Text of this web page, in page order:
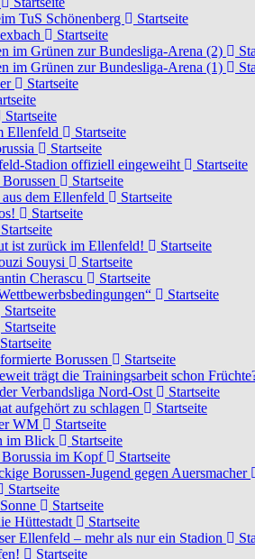
TuS Schönenberg
Startseite
Startseite
im Grünen zur Bundesliga-Arena (2)
im Grünen zur Bundesliga-Arena (1)
Startseite
Startseite
Ellenfeld
Startseite
Startseite
Stadion offiziell eingeweiht
Startseite
Startseite
dem Ellenfeld
Startseite
Startseite
Startseite
ist zurück im Ellenfeld!
Startseite
Souysi
Startseite
Cherascu
Startseite
Startseite
Startseite
Startseite
Startseite
Borussen
Startseite
trägt die Trainingsarbeit schon
Verbandsliga Nord-Ost
Startseite
aufgehört zu schlagen
Startseite
WM
Startseite
im Blick
Startseite
im Kopf
Startseite
Borussen-Jugend gegen Auersmacher
Startseite
Startseite
Hüttestadt
Startseite
Ellenfeld – mehr als nur ein Stadion
Startseite